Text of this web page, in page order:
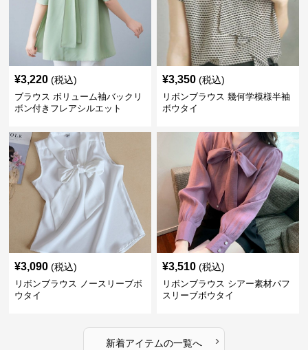
¥3,220 (税込)
ブラウス ボリューム袖バックリ
ボン付きフレアシルエット
¥3,350 (税込)
リボンブラウス 幾何学模様半袖
ボウタイ
¥3,090 (税込)
リボンブラウス ノースリーブボ
ウタイ
¥3,510 (税込)
リボンブラウス シアー素材パフ
スリーブボウタイ
新着アイテムの一覧へ ›